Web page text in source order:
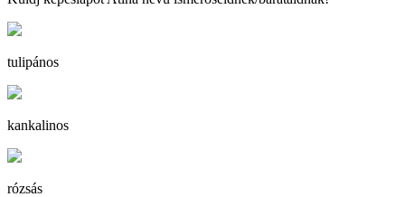
tulipános
kankalinos
rózsás